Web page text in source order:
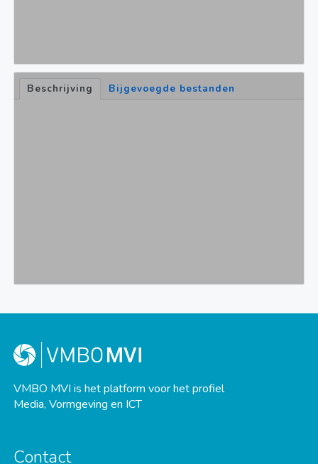
Beschrijving Bijgevoegde bestanden
VMBO MVI is het platform voor het profiel
Media, Vormgeving en ICT
Contact